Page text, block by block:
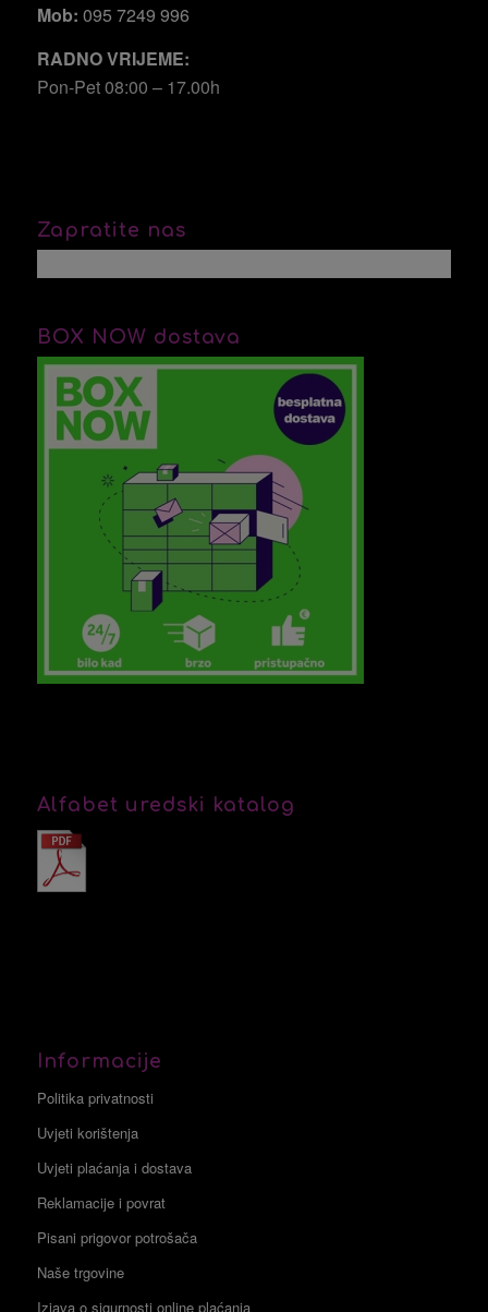
Mob: 095 7249 996
RADNO VRIJEME:
Pon-Pet 08:00 – 17.00h
Zapratite nas
BOX NOW dostava
Alfabet uredski katalog
Informacije
Politika privatnosti
Uvjeti korištenja
Uvjeti plaćanja i dostava
Reklamacije i povrat
Pisani prigovor potrošača
Naše trgovine
Izjava o sigurnosti online plaćanja